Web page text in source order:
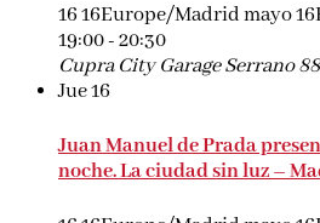
16 16Europe/Madrid mayo
19:00-20:30
Cupra City GarageSerrano
Jue16
Juan Manuel de Prada
noche. La ciudad sin luz –